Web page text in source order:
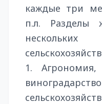
каждые три
п.л. Разделы
1. Агрономия,